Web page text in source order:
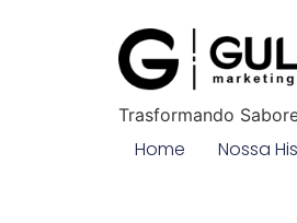
Trasformando
Home Nossa